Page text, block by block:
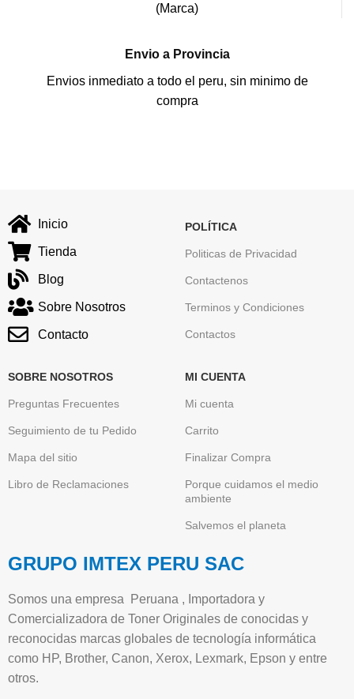
(Marca)
Envio a Provincia
Envios inmediato a todo el peru, sin minimo de
compra
Inicio
Tienda
Blog
Sobre Nosotros
Contacto
POLÍTICA
Politicas de Privacidad
Contactenos
Terminos y Condiciones
Contactos
SOBRE NOSOTROS
Preguntas Frecuentes
Seguimiento de tu Pedido
Mapa del sitio
Libro de Reclamaciones
MI CUENTA
Mi cuenta
Carrito
Finalizar Compra
Porque cuidamos el medio
ambiente
Salvemos el planeta
GRUPO IMTEX PERU SAC
Somos una empresa Peruana , Importadora y
Comercializadora de Toner Originales de conocidas y
reconocidas marcas globales de tecnología informática
como HP, Brother, Canon, Xerox, Lexmark, Epson y entre
otros.